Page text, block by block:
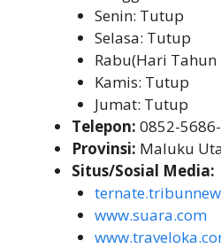
Senin: Tutup
Selasa: Tutup
Rabu(Hari
Kamis: Tutup
Jumat: Tutup
Telepon: 0852-
Provinsi: Maluku
Situs/Sosial Media:
www.suara.com